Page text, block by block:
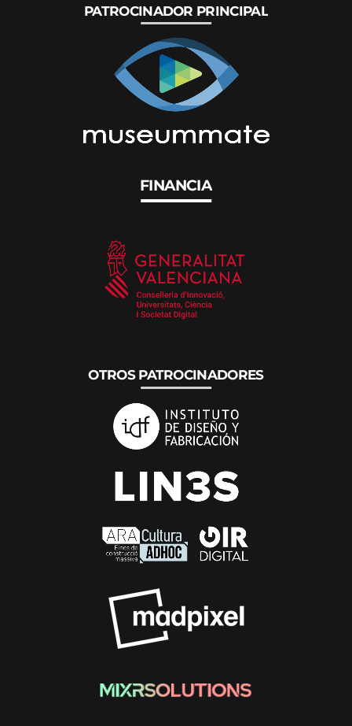
PATROCINADOR PRINCIPAL
FINANCIA
OTROS PATROCINADORES